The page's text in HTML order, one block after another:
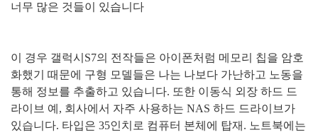
너무 많은 것들이 있습니다
이 경우 갤럭시 S7의 전작들은 아이폰처럼 메모리 칩을 암호
화했기 때문에 구형 모델들은 나는 나보다 가난하고 노동을
통해 정보를 추출하고 있습니다. 또한 이동식 외장 하드 드
라이브 예 , 회사에서 자주 사용하는 NAS 하드 드라이브가
있습니다. 타입은 35인치로 컴퓨터 본체에 탑재 . 노트북에는